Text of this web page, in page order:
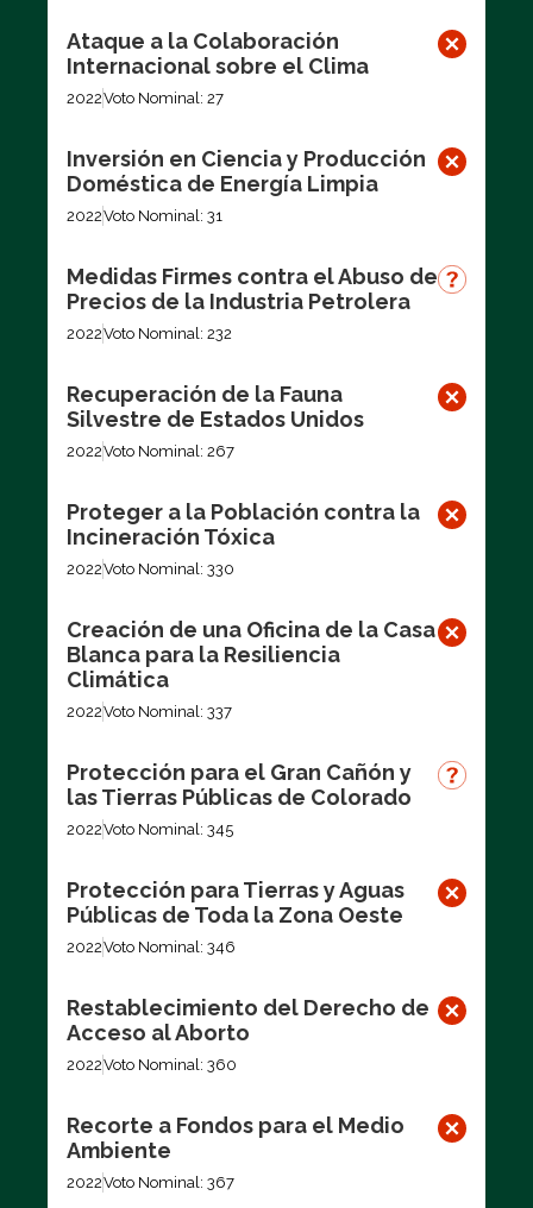
Ataque a la Colaboración
Internacional sobre el Clima
2022Voto Nominal: 27
Inversión en Ciencia y Producción
Doméstica de Energía Limpia
2022Voto Nominal: 31
Medidas Firmes contra el Abuso de
Precios de la Industria Petrolera
2022Voto Nominal: 232
Recuperación de la Fauna
Silvestre de Estados Unidos
2022Voto Nominal: 267
Proteger a la Población contra la
Incineración Tóxica
2022Voto Nominal: 330
Creación de una Oficina de la Casa
Blanca para la Resiliencia
Climática
2022Voto Nominal: 337
Protección para el Gran Cañón y
las Tierras Públicas de Colorado
2022Voto Nominal: 345
Protección para Tierras y Aguas
Públicas de Toda la Zona Oeste
2022Voto Nominal: 346
Restablecimiento del Derecho de
Acceso al Aborto
2022Voto Nominal: 360
Recorte a Fondos para el Medio
Ambiente
2022Voto Nominal: 367